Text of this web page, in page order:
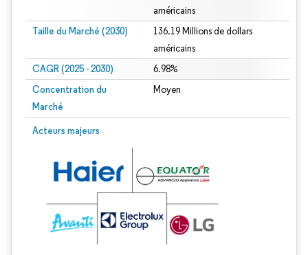
américains
Taille du Marché (2030)
136.19 Millions de dollars
américains
CAGR (2025 - 2030) 6.98%
Concentration du
Marché
Moyen
Acteurs majeurs